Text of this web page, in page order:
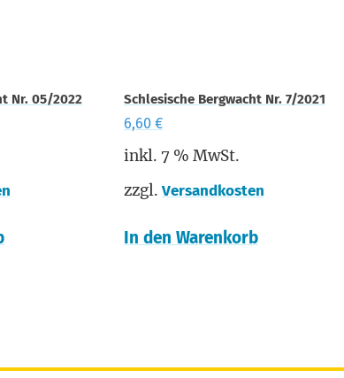
Nr. 05/2022 Schlesische Bergwacht Nr. 7/2021
6,60 €
inkl. 7 % MwSt.
zzgl. Versandkosten
In den Warenkorb